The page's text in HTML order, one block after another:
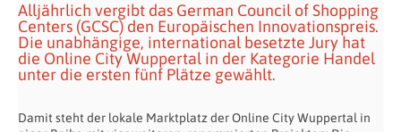
Alljährlich vergibt das German Council of Shopping
Centers (GCSC) den Europäischen Innovationspreis.
Die unabhängige, international besetzte Jury hat
die Online City Wuppertal in der Kategorie Handel
unter die ersten fünf Plätze gewählt.
Damit steht der lokale Marktplatz der Online City Wuppertal in